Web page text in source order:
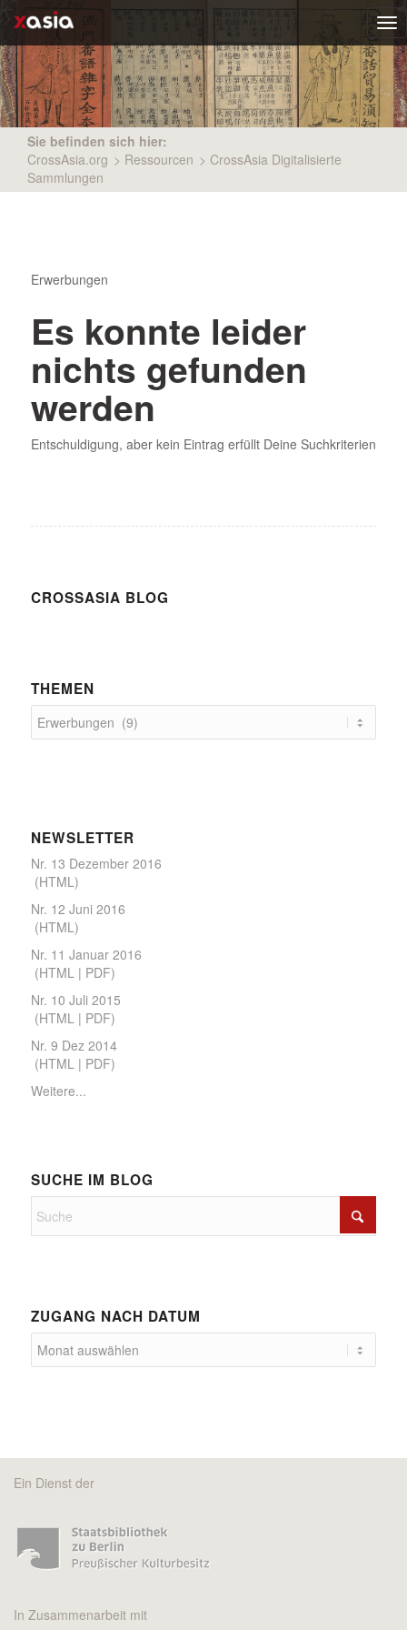
Sie befinden sich hier:
CrossAsia.org > Ressourcen > CrossAsia Digitalisierte
Sammlungen
Erwerbungen
Es konnte leider
nichts gefunden
werden
Entschuldigung, aber kein Eintrag erfüllt Deine Suchkriterien
CROSSASIA BLOG
THEMEN
NEWS­LETTER
Nr. 13 Dezember 2016
(HTML)
Nr. 12 Juni 2016
(HTML)
Nr. 11 Januar 2016
(HTML| PDF)
Nr. 10 Juli 2015
(HTML | PDF)
Nr. 9 Dez 2014
(HTML | PDF)
Weitere...
SUCHE IM BLOG
ZUGANG NACH DATUM
Ein Dienst der
In Zusammenarbeit mit